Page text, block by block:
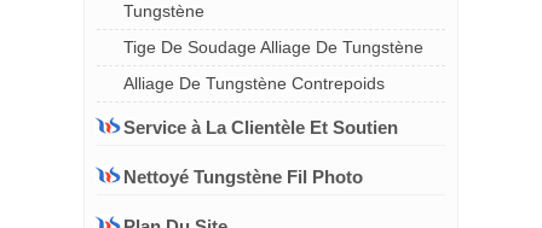
Tungstène
Tige De Soudage Alliage De Tungstène
Alliage De Tungstène Contrepoids
Service à La Clientèle Et Soutien
Nettoyé Tungstène Fil Photo